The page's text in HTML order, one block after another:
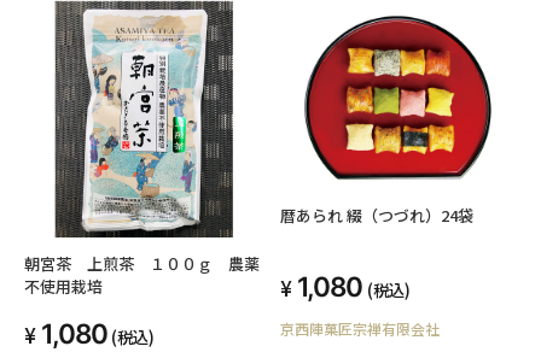
朝宮茶 上煎茶 １００ｇ 農薬
不使用栽培
1,080 (税込)
暦あられ 綴（つづれ）24袋
1,080 (税込)
京西陣菓匠宗禅有限会社